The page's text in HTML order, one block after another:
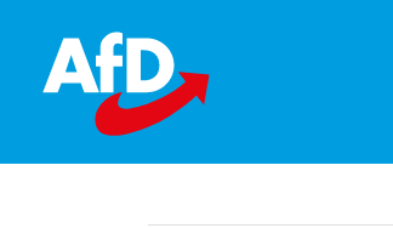
content